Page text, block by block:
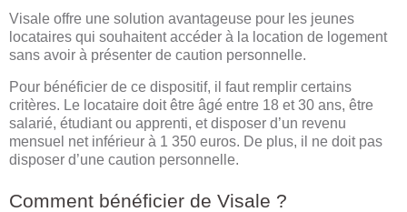
Visale offre une solution avantageuse pour les jeunes
locataires qui souhaitent accéder à la location de logement
sans avoir à présenter de caution personnelle.
Pour bénéficier de ce dispositif, il faut remplir certains
critères. Le locataire doit être âgé entre 18 et 30 ans, être
salarié, étudiant ou apprenti, et disposer d’un revenu
mensuel net inférieur à 1 350 euros. De plus, il ne doit pas
disposer d’une caution personnelle.
Comment bénéficier de Visale ?